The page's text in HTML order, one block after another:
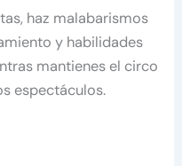
haz malabarismos
y habilidades
mantienes el circo
espectáculos.